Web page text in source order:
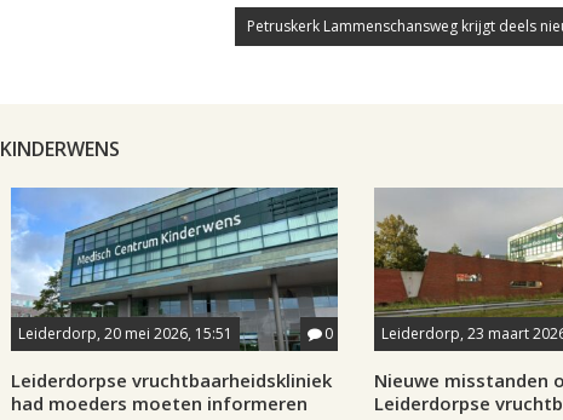
Petruskerk Lammenschansweg krijgt deels
Leiderdorp, 20 mei 2026, 15:51 0
Leiderdorpse vruchtbaarheidskliniek
had moeders moeten informeren
Leiderdorp, 23 maart
Nieuwe misstanden
Leiderdorpse